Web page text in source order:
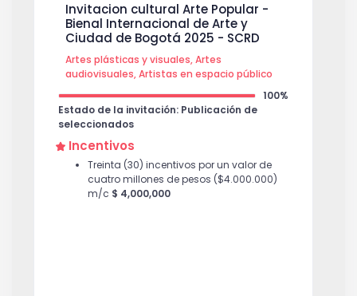
Invitacion cultural Arte Popular -
Bienal Internacional de Arte y
Ciudad de Bogotá 2025 - SCRD
Artes plásticas y visuales, Artes
audiovisuales, Artistas en espacio público
100%
Estado de la invitación: Publicación de
seleccionados
Incentivos
Treinta (30) incentivos por un valor de
cuatro millones de pesos ($4.000.000)
m/c $ 4,000,000